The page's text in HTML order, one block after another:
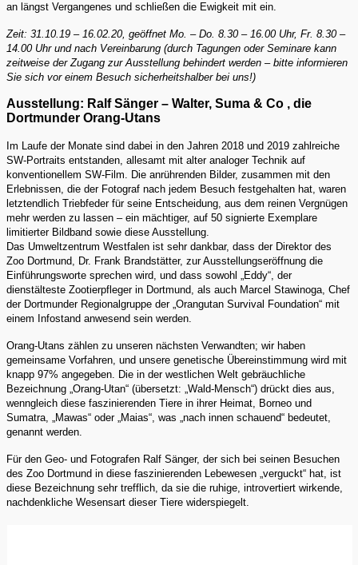
an längst Vergangenes und schließen die Ewigkeit mit ein.
Zeit: 31.10.19 – 16.02.20, geöffnet Mo. – Do. 8.30 – 16.00 Uhr, Fr. 8.30 –
14.00 Uhr und nach Vereinbarung (durch Tagungen oder Seminare kann
zeitweise der Zugang zur Ausstellung behindert werden – bitte informieren
Sie sich vor einem Besuch sicherheitshalber bei uns!)
Ausstellung: Ralf Sänger – Walter, Suma & Co , die
Dortmunder Orang-Utans
Im Laufe der Monate sind dabei in den Jahren 2018 und 2019 zahlreiche
SW-Portraits entstanden, allesamt mit alter analoger Technik auf
konventionellem SW-Film. Die anrührenden Bilder, zusammen mit den
Erlebnissen, die der Fotograf nach jedem Besuch festgehalten hat, waren
letztendlich Triebfeder für seine Entscheidung, aus dem reinen Vergnügen
mehr werden zu lassen – ein mächtiger, auf 50 signierte Exemplare
limitierter Bildband sowie diese Ausstellung.
Das Umweltzentrum Westfalen ist sehr dankbar, dass der Direktor des
Zoo Dortmund, Dr. Frank Brandstätter, zur Ausstellungseröffnung die
Einführungsworte sprechen wird, und dass sowohl „Eddy“, der
dienstälteste Zootierpfleger in Dortmund, als auch Marcel Stawinoga, Chef
der Dortmunder Regionalgruppe der „Orangutan Survival Foundation“ mit
einem Infostand anwesend sein werden.
Orang-Utans zählen zu unseren nächsten Verwandten; wir haben
gemeinsame Vorfahren, und unsere genetische Übereinstimmung wird mit
knapp 97% angegeben. Die in der westlichen Welt gebräuchliche
Bezeichnung „Orang-Utan“ (übersetzt: „Wald-Mensch“) drückt dies aus,
wenngleich diese faszinierenden Tiere in ihrer Heimat, Borneo und
Sumatra, „Mawas“ oder „Maias“, was „nach innen schauend“ bedeutet,
genannt werden.
Für den Geo- und Fotografen Ralf Sänger, der sich bei seinen Besuchen
des Zoo Dortmund in diese faszinierenden Lebewesen „verguckt“ hat, ist
diese Bezeichnung sehr trefflich, da sie die ruhige, introvertiert wirkende,
nachdenkliche Wesensart dieser Tiere widerspiegelt.